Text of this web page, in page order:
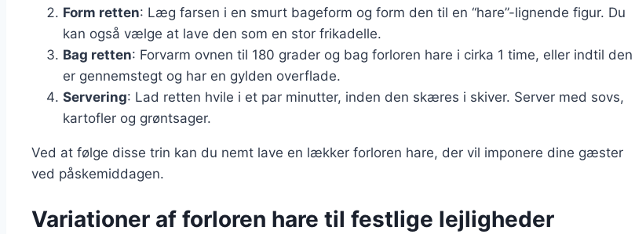
Form retten: Læg farsen i en smurt bageform og form den til en “hare”-lignende figur. Du
kan også vælge at lave den som en stor frikadelle.
Bag retten: Forvarm ovnen til 180 grader og bag forloren hare i cirka 1 time, eller indtil den
er gennemstegt og har en gylden overflade.
Servering: Lad retten hvile i et par minutter, inden den skæres i skiver. Server med sovs,
kartofler og grøntsager.
Ved at følge disse trin kan du nemt lave en lækker forloren hare, der vil imponere dine gæster
ved påskemiddagen.
Variationer af forloren hare til festlige lejligheder